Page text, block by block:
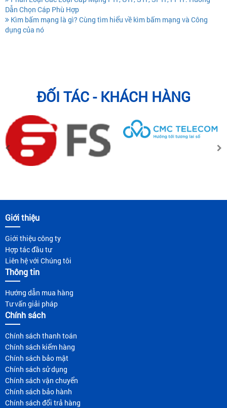
Dẫn Chọn Cáp Phù Hợp
Kìm bấm mạng là gì? Cùng tìm hiểu về kìm bấm mạng và Công
dụng của nó
ĐỐI TÁC - KHÁCH HÀNG
Giới thiệu
Giới thiệu công ty
Hợp tác đầu tư
Liên hệ với Chúng tôi
Thông tin
Hướng dẫn mua hàng
Tư vấn giải pháp
Chính sách
Chính sách thanh toán
Chính sách kiểm hàng
Chính sách bảo mật
Chính sách sử dụng
Chính sách vận chuyển
Chính sách bảo hành
Chính sách đổi trả hàng